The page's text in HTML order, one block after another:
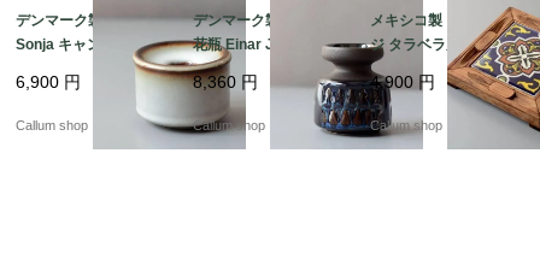
ガラスカバーの本体への留め具が欠損しているためビスで簡
易的に留められています(写真9枚目)。使用に障るものではあ
りません。
単3電池x1で稼働します。
デンマーク製 SOHOLM
Sonja キャンドルスタ
ンド 花瓶 北欧 花器 ス
ーホルム 一輪挿し ホル
ダー 燭台 ヴィンテージ
6,900 円
Callum shop
デンマーク製 SOHOLM
花瓶 Einar Johansen
ネイビー 北欧 花器 ス
ーホルム 一輪挿し キャ
ンドルスタンド ホルダ
ー ヴィンテージ_2607
8,360 円
Callum shop
メキシコ製 ヴィンテー
ジ タラベラ風タイルと
木製のトリベット 陶板
オブジェ 花台やトレー
としても フォークアー
ト アンティーク_2607
4,900 円
Callum shop